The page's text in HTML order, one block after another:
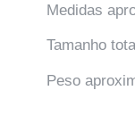
Medidas
Tamanho
Peso